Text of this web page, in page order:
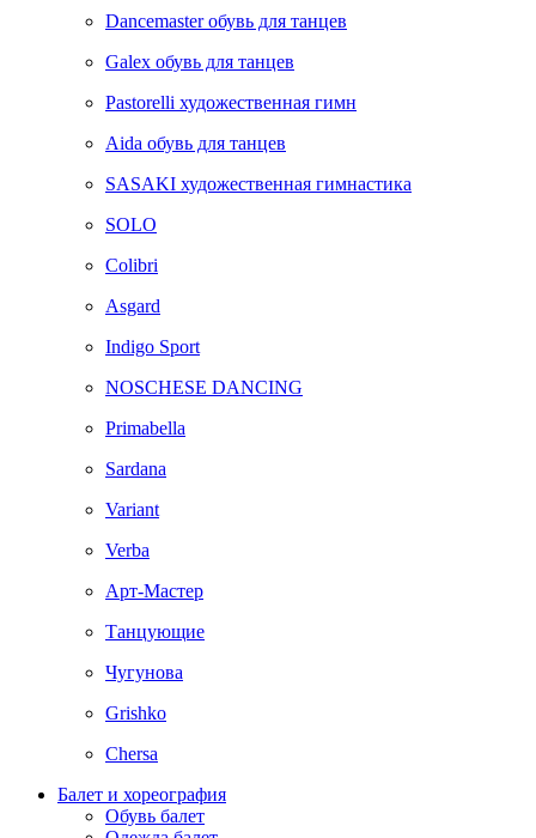
Dancemaster обувь для танцев
Galex обувь для танцев
Pastorelli художественная гимн
Аida обувь для танцев
SASAKI художественная гимнастика
SOLO
Colibri
Asgard
Indigo Sport
NOSCHESE DANCING
Primabella
Sardana
Variant
Verba
Арт-Мастер
Танцующие
Чугунова
Grishko
Chersa
Балет и хореография
Обувь балет